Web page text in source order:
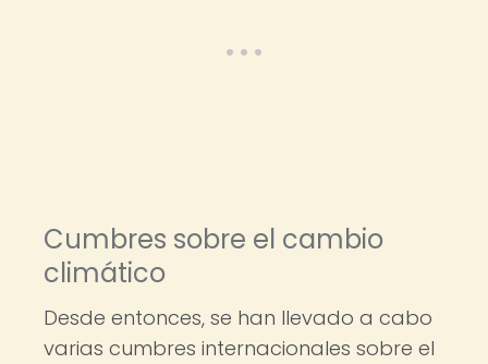
Cumbres sobre el cambio
climático
Desde entonces, se han llevado a cabo
varias cumbres internacionales sobre el